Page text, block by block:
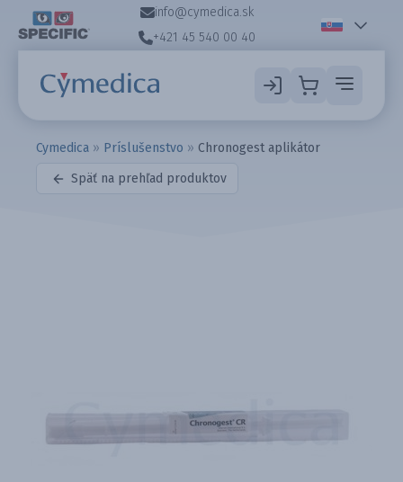
info@cymedica.sk
+421 45 540 00 40
Cymedica » Príslušenstvo » Chronogest aplikátor
Späť na prehľad produktov